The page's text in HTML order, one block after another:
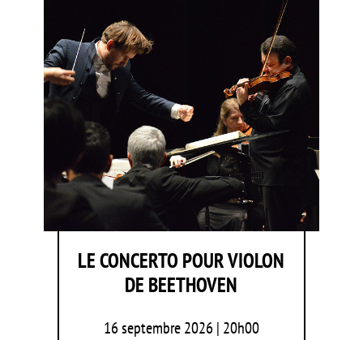
LE CONCERTO POUR VIOLON
DE BEETHOVEN
16 septembre 2026 | 20h00